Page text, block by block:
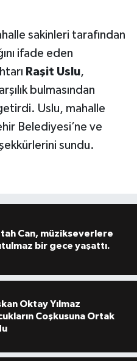
sakinleri tarafından
ifade eden
Raşit Uslu,
bulmasından
Uslu, mahalle
Belediyesi’ne ve
sundu.
Can, müzikseverlere
bir gece yaşattı.
Oktay Yılmaz
Coşkusuna Ortak